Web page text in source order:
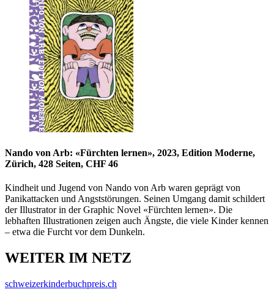
Nando von Arb: «Fürchten lernen», 2023, Edition Moderne,
Zürich, 428 Seiten, CHF 46
Kindheit und Jugend von Nando von Arb waren geprägt von
Panikattacken und Angststörungen. Seinen Umgang damit schildert
der Illustrator in der Graphic Novel «Fürchten lernen». Die
lebhaften Illustrationen zeigen auch Ängste, die viele Kinder kennen
– etwa die Furcht vor dem Dunkeln.
WEITER IM NETZ
schweizerkinderbuchpreis.ch